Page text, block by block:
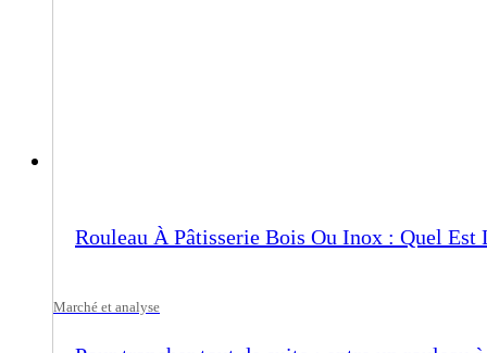
Rouleau À Pâtisserie Bois Ou Inox : Quel
Marché et analyse